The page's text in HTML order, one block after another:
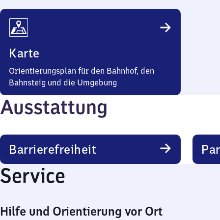
Karte
Orientierungsplan für den Bahnhof, den
Bahnsteig und die Umgebung
Ausstattung
Barrierefreiheit
Service
Hilfe und Orientierung vor Ort